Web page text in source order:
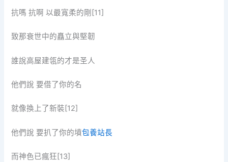
抗嗎 抗啊 以最寬柔的剛[11]
致那衰世中的矗立與堅韌
誰說高屋建瓴的才是圣人
他們說 要借了你的名
就像換上了新裝[12]
他們說 要扒了你的墳包養站長
而神色已瘋狂[13]